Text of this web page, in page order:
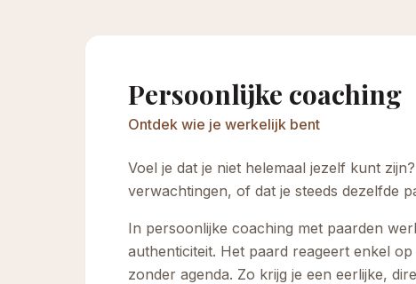
Persoonlijke coaching
Ontdek wie je werkelijk bent
Voel je dat je niet helemaal jezelf kunt
verwachtingen, of dat je steeds dezelfde
In persoonlijke coaching met paarden
authenticiteit. Het paard reageert enkel
zonder agenda. Zo krijg je een eerlijke,